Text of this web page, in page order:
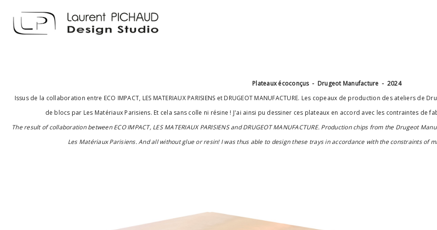
Plateaux écoconçus - Drugeot Manufacture - 2024
Issus de la collaboration entre ECO IMPACT, LES MATERIAUX PARISIENS et DRUGEOT MANUFACTURE. Les copeaux de production des ateliers
de blocs par Les Matériaux Parisiens. Et cela sans colle ni résine ! J'ai ainsi pu dessiner ces plateaux en accord avec les contraintes
The result of collaboration between ECO IMPACT, LES MATERIAUX PARISIENS and DRUGEOT MANUFACTURE. Production chips from the Drugeot
Les Matériaux Parisiens. And all without glue or resin! I was thus able to design these trays in accordance with the constraints of